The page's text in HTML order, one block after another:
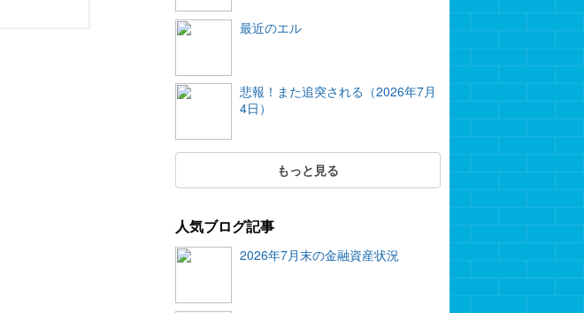
最近のエル
悲報！また追突される（2026年7月
4日）
もっと見る
人気ブログ記事
2026年7月末の金融資産状況